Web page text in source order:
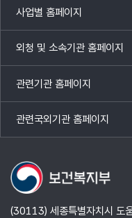
사업별 홈페이지
목록
열기
외청 및 소속기관 홈페이지
목록
열기
관련기관 홈페이지
목록
열기
관련국외기관 홈페이지
목록
열기
(30113) 세종특별자치시 도